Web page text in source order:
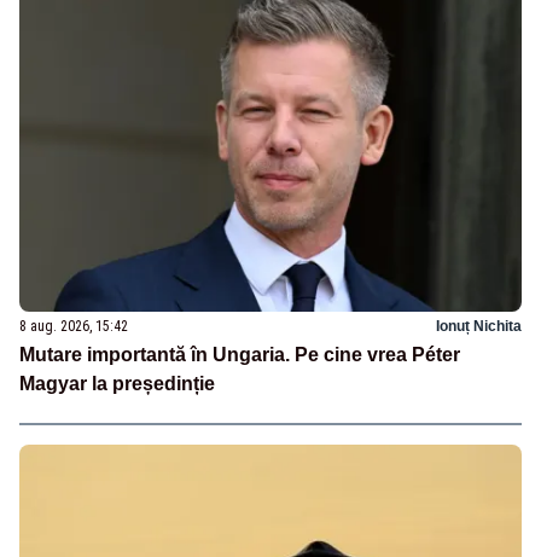
8 aug. 2026, 15:42 Ionuț Nichita
Mutare importantă în Ungaria. Pe cine vrea Péter
Magyar la președinție